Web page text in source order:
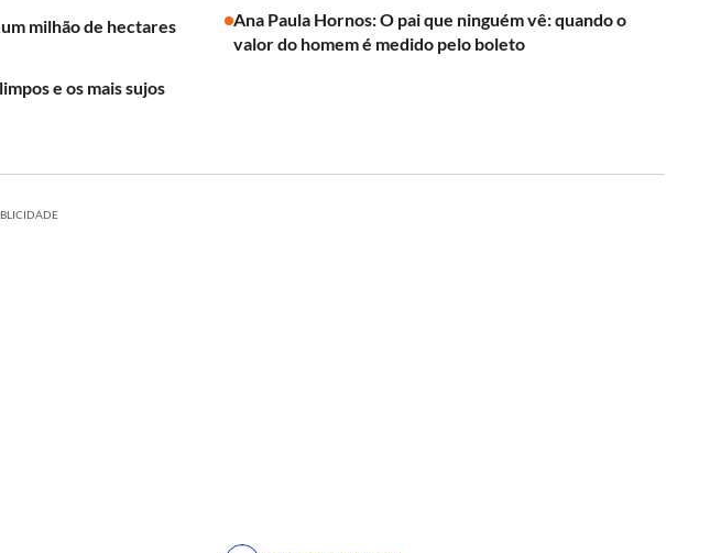
milhão de hectares
e os mais sujos
Ana Paula Hornos: O pai que ninguém vê: quando o
valor do homem é medido pelo boleto